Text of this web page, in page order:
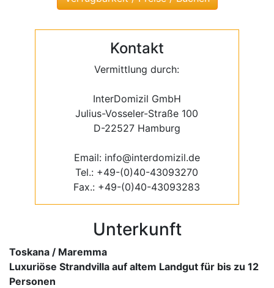
Kontakt
Vermittlung durch:
InterDomizil GmbH
Julius-Vosseler-Straße 100
D-22527 Hamburg
Email: info@interdomizil.de
Tel.: +49-(0)40-43093270
Fax.: +49-(0)40-43093283
Unterkunft
Toskana / Maremma
Luxuriöse Strandvilla auf altem Landgut für bis zu 12
Personen